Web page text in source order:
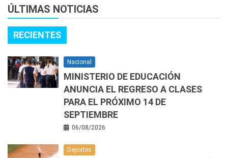
ÚLTIMAS NOTICIAS
RECIENTES
Nacional
MINISTERIO DE EDUCACIÓN
ANUNCIA EL REGRESO A CLASES
PARA EL PRÓXIMO 14 DE
SEPTIEMBRE
06/08/2026
Deportes